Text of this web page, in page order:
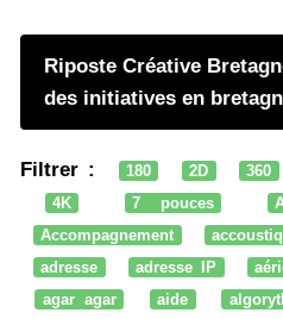
Riposte Créative
des initiatives en
Filtrer : 180 2D 360
4K
7 pouces
Accompagnement
adresse
adresse IP
agar agar
aide